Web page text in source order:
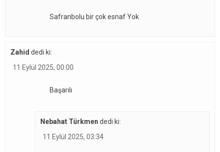
Safranbolu bir çok esnaf Yok
Zahid dedi ki:
11 Eylül 2025, 00:00
Başarılı
Nebahat Türkmen dedi ki:
11 Eylül 2025, 03:34